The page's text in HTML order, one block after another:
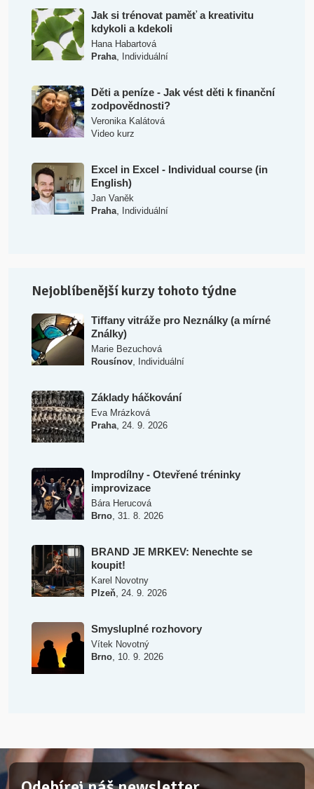
Jak si trénovat paměť a kreativitu
kdykoli a kdekoli
Hana Habartová
Praha, Individuální
Děti a peníze - Jak vést děti k finanční
zodpovědnosti?
Veronika Kalátová
Video kurz
Excel in Excel - Individual course (in
English)
Jan Vaněk
Praha, Individuální
Nejoblíbenější kurzy tohoto týdne
Tiffany vitráže pro Neználky (a mírné
Ználky)
Marie Bezuchová
Rousínov, Individuální
Základy háčkování
Eva Mrázková
Praha, 24. 9. 2026
Improdílny - Otevřené tréninky
improvizace
Bára Herucová
Brno, 31. 8. 2026
BRAND JE MRKEV: Nenechte se
koupit!
Karel Novotny
Plzeň, 24. 9. 2026
Smysluplné rozhovory
Vítek Novotný
Brno, 10. 9. 2026